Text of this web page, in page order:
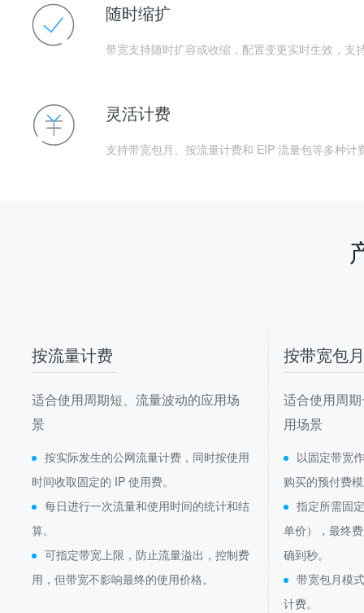
随时缩扩
带宽支持随时扩容或收缩，配置变更实时生效，支
灵活计费
支持带宽包月、按流量计费和 EIP 流量包等多种计
按流量计费
适合使用周期短、流量波动的应用场
景
按实际发生的公网流量计费，同时按使用
时间收取固定的 IP 使用费。
每日进行一次流量和使用时间的统计和结
算。
可指定带宽上限，防止流量溢出，控制费
用，但带宽不影响最终的使用价格。
按带宽包
适合使用周
用场景
以固定带宽
购买的预付费
指定所需固
单价），最终
确到秒。
带宽包月模
计费。